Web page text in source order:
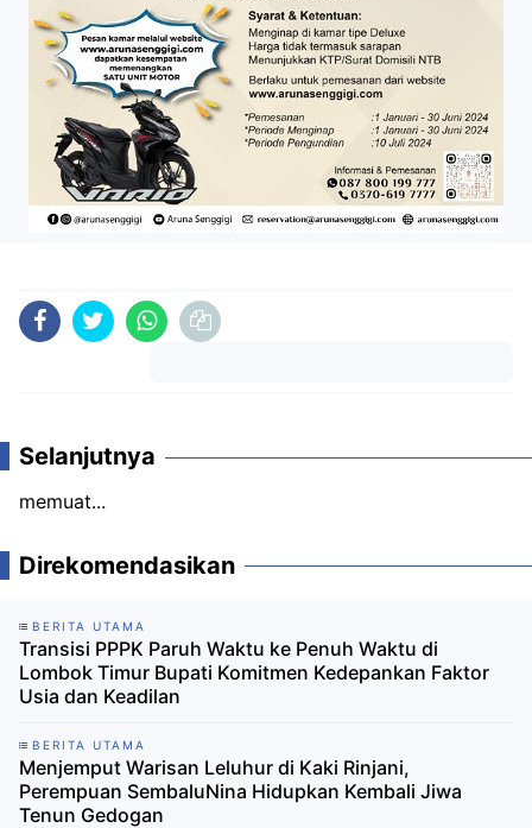
Selanjutnya
memuat...
Direkomendasikan
BERITA UTAMA
Transisi PPPK Paruh Waktu ke Penuh Waktu di
Lombok Timur Bupati Komitmen Kedepankan Faktor
Usia dan Keadilan
BERITA UTAMA
Menjemput Warisan Leluhur di Kaki Rinjani,
Perempuan SembaluNina Hidupkan Kembali Jiwa
Tenun Gedogan